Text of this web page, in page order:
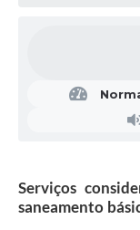
Serviços
saneamento